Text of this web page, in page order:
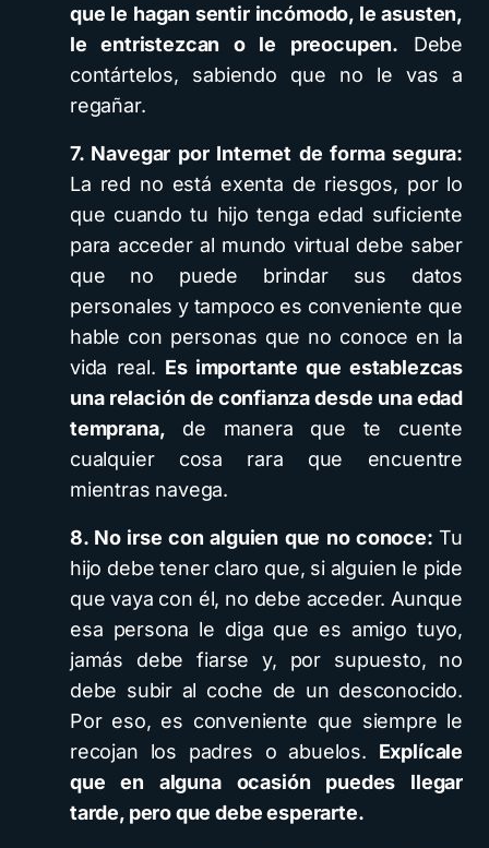
que le hagan sentir incómodo, le asusten,
le entristezcan o le preocupen. Debe
contártelos, sabiendo que no le vas a
regañar.
7. Navegar por Internet de forma segura:
La red no está exenta de riesgos, por lo
que cuando tu hijo tenga edad suficiente
para acceder al mundo virtual debe saber
que no puede brindar sus datos
personales y tampoco es conveniente que
hable con personas que no conoce en la
vida real. Es importante que establezcas
una relación de confianza desde una edad
temprana, de manera que te cuente
cualquier cosa rara que encuentre
mientras navega.
8. No irse con alguien que no conoce:Tu
hijo debe tener claro que, si alguien le pide
que vaya con él, no debe acceder. Aunque
esa persona le diga que es amigo tuyo,
jamás debe fiarse y, por supuesto, no
debe subir al coche de un desconocido.
Por eso, es conveniente que siempre le
recojan los padres o abuelos. Explícale
que en alguna ocasión puedes llegar
tarde, pero que debe esperarte.